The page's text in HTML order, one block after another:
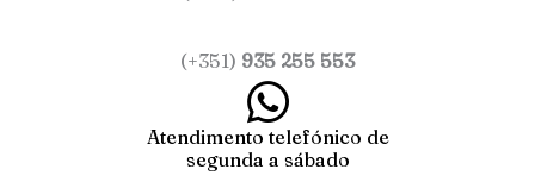
(+351) 935 255 553
Atendimento telefónico de
segunda a sábado